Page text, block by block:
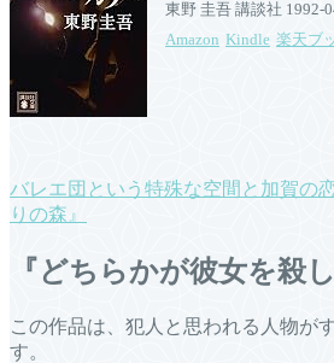
東野 圭吾 講談社 1992-
Amazon Kindle 楽天ブ
バレエ団という特殊な空間と加賀の
りの森』
『どちらかが彼女を殺し
この作品は、犯人と思われる人物が
す。